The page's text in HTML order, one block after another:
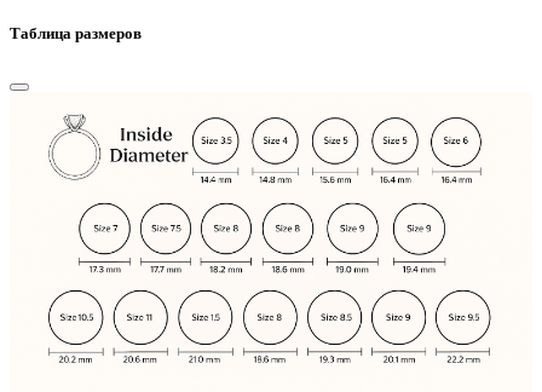
Таблица размеров